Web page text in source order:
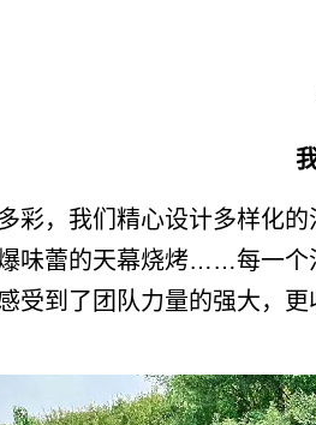
彩，我们精心设计多样化
味蕾的天幕烧烤……每一个
受到了团队力量的强大，更